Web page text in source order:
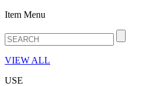
Item Menu
VIEW ALL
USE